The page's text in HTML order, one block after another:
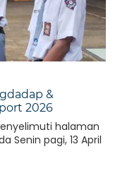
&
2026
halaman
Senin pagi, 13 April